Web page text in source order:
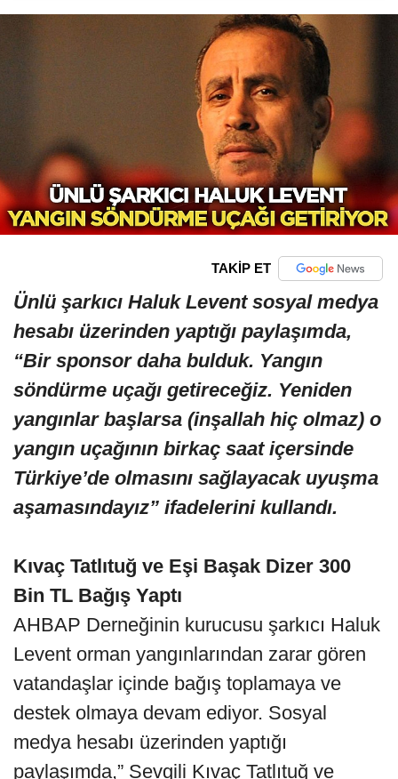
TAKİP ET
Ünlü şarkıcı Haluk Levent sosyal medya
hesabı üzerinden yaptığı paylaşımda,
“Bir sponsor daha bulduk. Yangın
söndürme uçağı getireceğiz. Yeniden
yangınlar başlarsa (inşallah hiç olmaz) o
yangın uçağının birkaç saat içersinde
Türkiye’de olmasını sağlayacak uyuşma
aşamasındayız” ifadelerini kullandı.
Kıvaç Tatlıtuğ ve Eşi Başak Dizer 300
Bin TL Bağış Yaptı
AHBAP Derneğinin kurucusu şarkıcı Haluk
Levent orman yangınlarından zarar gören
vatandaşlar içinde bağış toplamaya ve
destek olmaya devam ediyor. Sosyal
medya hesabı üzerinden yaptığı
paylaşımda,” Sevgili Kıvaç Tatlıtuğ ve